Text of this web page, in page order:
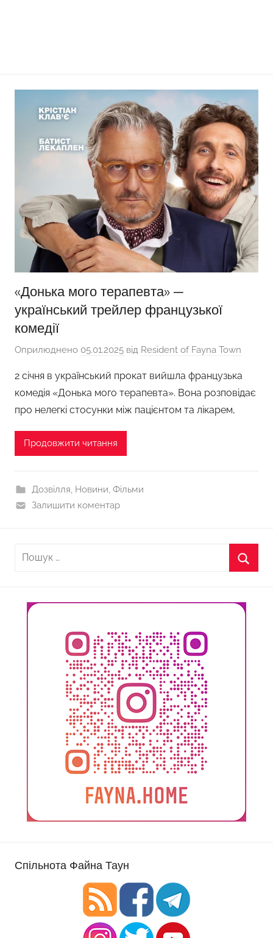
«Донька мого терапевта» ─
український трейлер французької
комедії
Оприлюднено 05.01.2025 від Resident of Fayna Town
2 січня в український прокат вийшла французька
комедія «Донька мого терапевта». Вона розповідає
про нелегкі стосунки між пацієнтом та лікарем,
Продовжити читання
Дозвілля Новини Фільми
Залишити коментар
Пошук:
Спільнота Файна Таун